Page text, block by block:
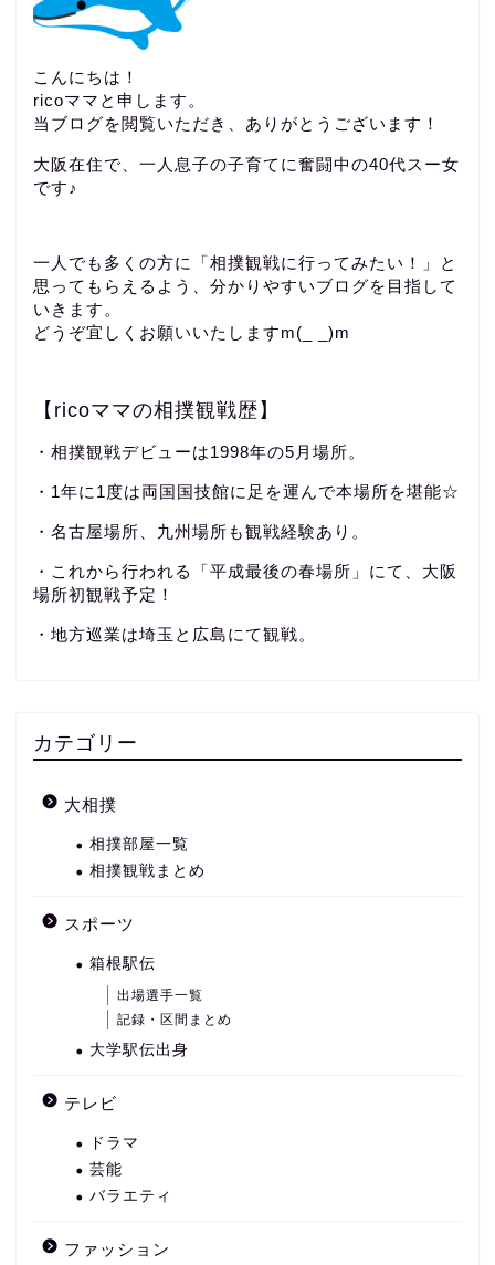
こんにちは！
ricoママと申します。
当ブログを閲覧いただき、ありがとうございます！
大阪在住で、一人息子の子育てに奮闘中の40代スー女
です♪
一人でも多くの方に「相撲観戦に行ってみたい！」と
思ってもらえるよう、分かりやすいブログを目指して
いきます。
どうぞ宜しくお願いいたしますm(_ _)m
【ricoママの相撲観戦歴】
・相撲観戦デビューは1998年の5月場所。
・1年に1度は両国国技館に足を運んで本場所を堪能☆
・名古屋場所、九州場所も観戦経験あり。
・これから行われる「平成最後の春場所」にて、大阪
場所初観戦予定！
・地方巡業は埼玉と広島にて観戦。
カテゴリー
大相撲
相撲部屋一覧
相撲観戦まとめ
スポーツ
箱根駅伝
出場選手一覧
記録・区間まとめ
大学駅伝出身
テレビ
ドラマ
芸能
バラエティ
ファッション